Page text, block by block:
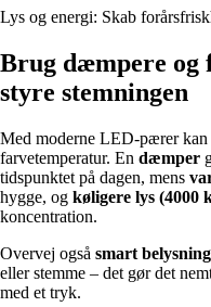
Lys og energi: Skab
Brug dæmpere
styre stemningen
Med moderne LED-pærer kan
farvetemperatur. En dæmper
tidspunktet på dagen, mens
hygge, og køligere lys (4000
koncentration.
Overvej også smart belysning
eller stemme – det gør det
med et tryk.